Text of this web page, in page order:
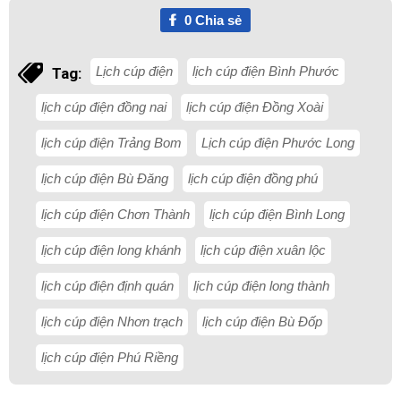
0Chia sẻ
Tag: Lịch cúp điện lịch cúp điện Bình Phước
lịch cúp điện đồng nai lịch cúp điện Đồng Xoài
lịch cúp điện Trảng Bom Lịch cúp điện Phước Long
lịch cúp điện Bù Đăng lịch cúp điện đồng phú
lịch cúp điện Chơn Thành lịch cúp điện Bình Long
lịch cúp điện long khánh lịch cúp điện xuân lộc
lịch cúp điện định quán lịch cúp điện long thành
lịch cúp điện Nhơn trạch lịch cúp điện Bù Đốp
lịch cúp điện Phú Riềng